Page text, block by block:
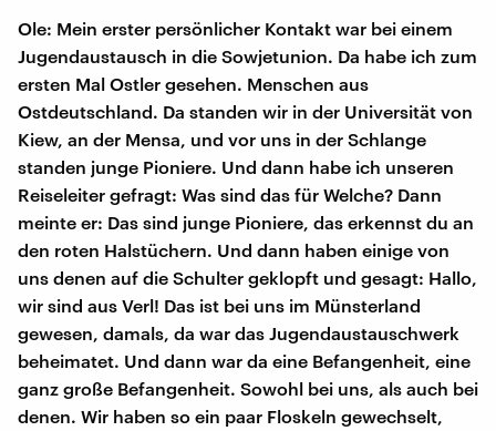
Ole: Mein erster persönlicher Kontakt war bei einem
Jugendaustausch in die Sowjetunion. Da habe ich zum
ersten Mal Ostler gesehen. Menschen aus
Ostdeutschland. Da standen wir in der Universität von
Kiew, an der Mensa, und vor uns in der Schlange
standen junge Pioniere. Und dann habe ich unseren
Reiseleiter gefragt: Was sind das für Welche? Dann
meinte er: Das sind junge Pioniere, das erkennst du an
den roten Halstüchern. Und dann haben einige von
uns denen auf die Schulter geklopft und gesagt: Hallo,
wir sind aus Verl! Das ist bei uns im Münsterland
gewesen, damals, da war das Jugendaustauschwerk
beheimatet. Und dann war da eine Befangenheit, eine
ganz große Befangenheit. Sowohl bei uns, als auch bei
denen. Wir haben so ein paar Floskeln gewechselt,